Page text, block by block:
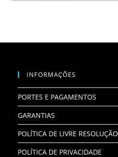
INFORMAÇÕES
PORTES E PAGAMENTOS
GARANTIAS
POLÍTICA DE LIVRE RESOLUÇÃO
POLÍTICA DE PRIVACIDADE